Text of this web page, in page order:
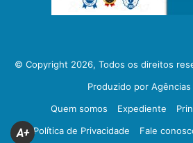
© Copyright 2026, Todos os direitos
Produzido por Agências
Quem somos
Expediente
Política de Privacidade
Fale
A+